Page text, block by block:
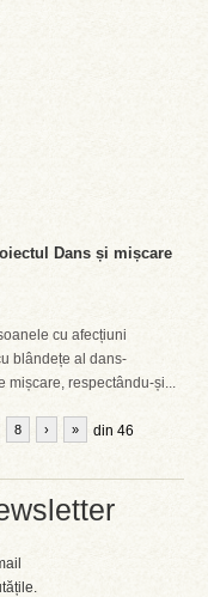
Dans și mișcare
cu afecțiuni
blândețe al dans-
mișcare, respectându-și...
8 din 46
› »